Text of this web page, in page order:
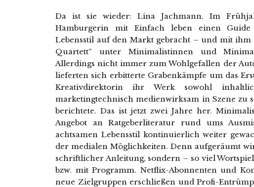
Da ist sie wieder: Lina Jachmann. Im
Hamburgerin mit Einfach leben einen
Lebensstil auf den Markt gebracht – und mit ihm
Quartett“ unter Minimalistinnen und
Allerdings nicht immer zum Wohlgefallen der
lieferten sich erbitterte Grabenkämpfe um das
Kreativdirektorin ihr Werk sowohl
marketingtechnisch medienwirksam in Szene zu
berichtete. Das ist jetzt zwei Jahre her.
Angebot an Ratgeberliteratur rund ums
achtsamen Lebensstil kontinuierlich weiter
der medialen Möglichkeiten. Denn aufgeräumt
schriftlicher Anleitung, sondern – so viel
bzw. mit Programm. Netflix-Abonnenten und
neue Zielgruppen erschließen und Profi-